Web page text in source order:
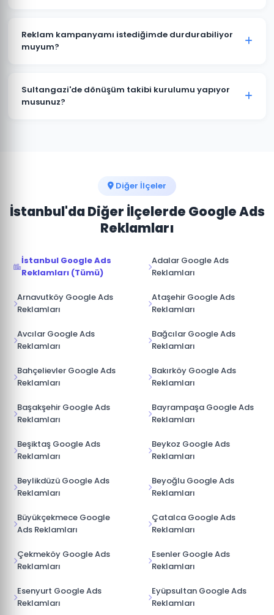
Yerel hizmet işletmeleri için Arama Ağı ve Yerel
Kampanyalar, e-ticaret için Alışveriş Kampanyaları,
Reklam kampanyamı istediğimde durdurabiliyor
muyum?
istediğiniz zaman duraklatabilir veya
sonlandırabilirsiniz. Kampanya durdurulduğunda
Sultangazi'de dönüşüm takibi kurulumu yapıyor
musunuz?
Diğer İlçeler
İstanbul'da Diğer İlçelerde Google Ads
Reklamları
İstanbul Google Ads
Reklamları (Tümü)
Adalar Google Ads
Reklamları
Arnavutköy Google Ads
Reklamları
Ataşehir Google Ads
Reklamları
Avcılar Google Ads
Reklamları
Bağcılar Google Ads
Reklamları
Bahçelievler Google Ads
Reklamları
Bakırköy Google Ads
Reklamları
Başakşehir Google Ads
Reklamları
Bayrampaşa Google Ads
Reklamları
Beşiktaş Google Ads
Reklamları
Beykoz Google Ads
Reklamları
Beylikdüzü Google Ads
Reklamları
Beyoğlu Google Ads
Reklamları
Büyükçekmece Google
Ads Reklamları
Çatalca Google Ads
Reklamları
Çekmeköy Google Ads
Reklamları
Esenler Google Ads
Reklamları
Esenyurt Google Ads
Reklamları
Eyüpsultan Google Ads
Reklamları